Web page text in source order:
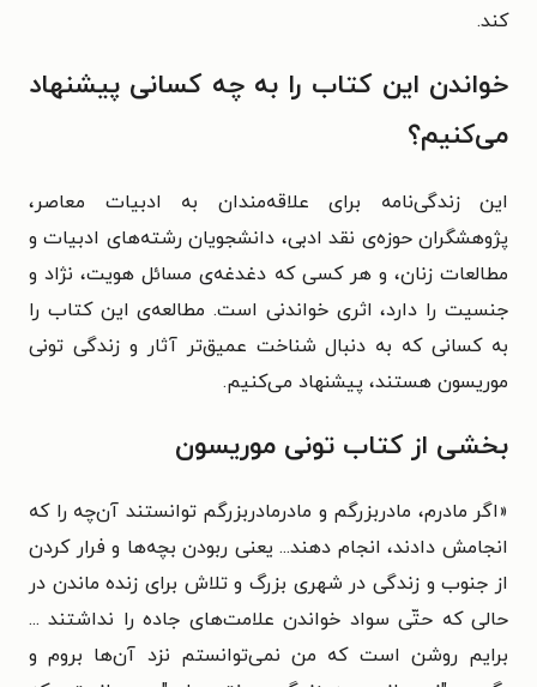
کند.
خواندن این کتاب را به چه کسانی پیشنهاد
می‌کنیم؟
این زندگی‌نامه برای علاقه‌مندان به ادبیات معاصر،
پژوهشگران حوزه‌ی نقد ادبی، دانشجویان رشته‌های ادبیات و
مطالعات زنان، و هر کسی که دغدغه‌ی مسائل هویت، نژاد و
جنسیت را دارد، اثری خواندنی است. مطالعه‌ی این کتاب را
به کسانی که به دنبال شناخت عمیق‌تر آثار و زندگی تونی
موریسون هستند، پیشنهاد می‌کنیم.
بخشی از کتاب تونی موریسون
«اگر مادرم، مادربزرگم و مادرمادربزرگم توانستند آن‌چه را که
انجامش دادند، انجام دهند... یعنی ربودن بچه‌ها و فرار کردن
از جنوب و زندگی در شهری بزرگ و تلاش برای زنده ماندن در
حالی که حتّی سواد خواندن علامت‌های جاده را نداشتند ...
برایم روشن است که من نمی‌توانستم نزد آن‌ها بروم و